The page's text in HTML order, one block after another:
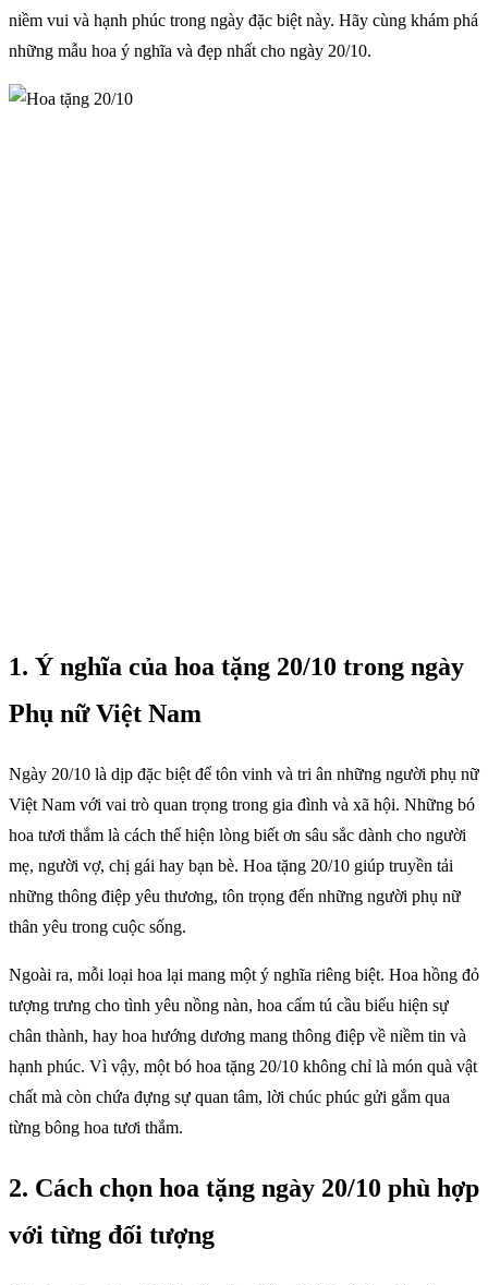
niềm vui và hạnh phúc trong ngày đặc biệt này. Hãy cùng khám phá
những mẫu hoa ý nghĩa và đẹp nhất cho ngày 20/10.
1. Ý nghĩa của hoa tặng 20/10 trong ngày
Phụ nữ Việt Nam
Ngày 20/10 là dịp đặc biệt để tôn vinh và tri ân những người phụ nữ
Việt Nam với vai trò quan trọng trong gia đình và xã hội. Những bó
hoa tươi thắm là cách thể hiện lòng biết ơn sâu sắc dành cho người
mẹ, người vợ, chị gái hay bạn bè. Hoa tặng 20/10 giúp truyền tải
những thông điệp yêu thương, tôn trọng đến những người phụ nữ
thân yêu trong cuộc sống.
Ngoài ra, mỗi loại hoa lại mang một ý nghĩa riêng biệt. Hoa hồng đỏ
tượng trưng cho tình yêu nồng nàn, hoa cẩm tú cầu biểu hiện sự
chân thành, hay hoa hướng dương mang thông điệp về niềm tin và
hạnh phúc. Vì vậy, một bó hoa tặng 20/10 không chỉ là món quà vật
chất mà còn chứa đựng sự quan tâm, lời chúc phúc gửi gắm qua
từng bông hoa tươi thắm.
2. Cách chọn hoa tặng ngày 20/10 phù hợp
với từng đối tượng